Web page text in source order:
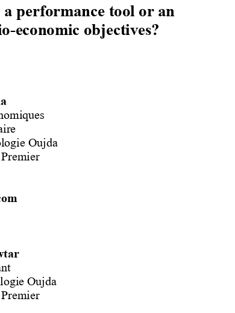
performance tool or an
-economic objectives?
Oujda
Oujda